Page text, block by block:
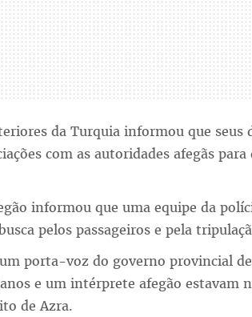
da Turquia informou que seus
com as autoridades afegãs para
informou que uma equipe da
pelos passageiros e pela
porta-voz do governo provincial
e um intérprete afegão estavam
de Azra.